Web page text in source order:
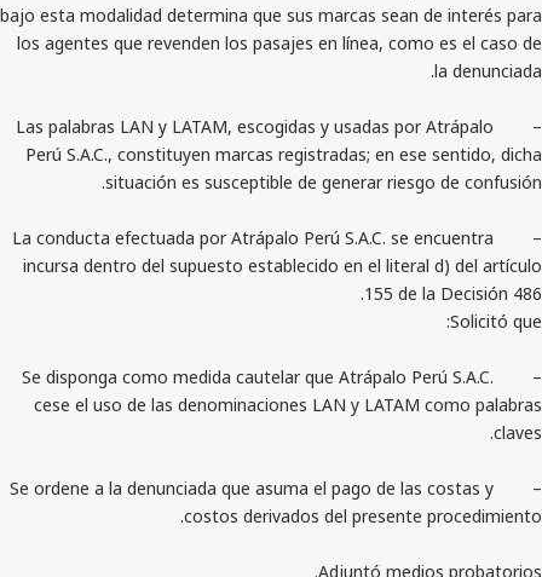
bajo esta modalidad determina que sus marcas sean
los agentes que revenden los pasajes en línea,
– Las palabras LAN y LATAM, escogidas y usadas por
Perú S.A.C., constituyen marcas registradas; en ese
situación es susceptible de generar
– La conducta efectuada por Atrápalo Perú S.A.C. se
incursa dentro del supuesto establecido en el literal
155 de
– Se disponga como medida cautelar que Atrápalo
cese el uso de las denominaciones LAN y LATAM
– Se ordene a la denunciada que asuma el pago de las
costos derivados del presente
Adjuntó